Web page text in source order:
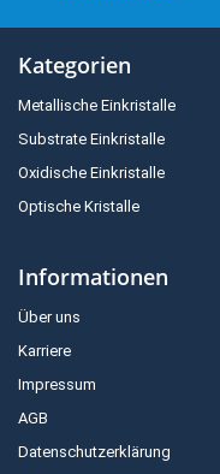
Kategorien
Metallische Einkristalle
Substrate Einkristalle
Oxidische Einkristalle
Optische Kristalle
Informationen
Über uns
Karriere
Impressum
AGB
Datenschutzerklärung